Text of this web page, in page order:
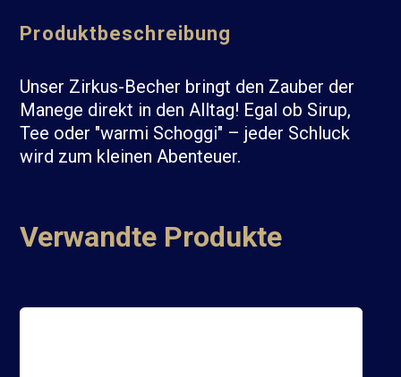
Produktbeschreibung
Unser Zirkus-Becher bringt den Zauber der
Manege direkt in den Alltag! Egal ob Sirup,
Tee oder "warmi Schoggi" – jeder Schluck
wird zum kleinen Abenteuer.
Verwandte Produkte